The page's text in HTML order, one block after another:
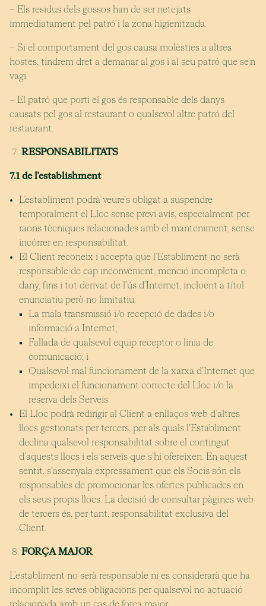
– Els residus dels gossos han de ser netejats
immediatament pel patró i la zona higienitzada.
– Si el comportament del gos causa molèsties a altres
hostes, tindrem dret a demanar al gos i al seu patró que se’n
vagi.
– El patró que porti el gos és responsable dels danys
causats pel gos al restaurant o qualsevol altre patró del
restaurant.
RESPONSABILITATS
7.1 de l’establishment
L’establiment podrà veure’s obligat a suspendre
temporalment el Lloc sense previ avís, especialment per
raons tècniques relacionades amb el manteniment, sense
incórrer en responsabilitat.
El Client reconeix i accepta que l’Establiment no serà
responsable de cap inconvenient, menció incompleta o
dany, fins i tot derivat de l’ús d’Internet, incloent a títol
enunciatiu però no limitatiu:
La mala transmissió i/o recepció de dades i/o
informació a Internet;
Fallada de qualsevol equip receptor o línia de
comunicació; i
Qualsevol mal funcionament de la xarxa d’Internet que
impedeixi el funcionament correcte del Lloc i/o la
reserva dels Serveis.
El Lloc podrà redirigir al Client a enllaços web d’altres
llocs gestionats per tercers, per als quals l’Establiment
declina qualsevol responsabilitat sobre el contingut
d’aquests llocs i els serveis que s’hi ofereixen. En aquest
sentit, s’assenyala expressament que els Socis són els
responsables de promocionar les ofertes publicades en
els seus propis llocs. La decisió de consultar pàgines web
de tercers és, per tant, responsabilitat exclusiva del
Client.
FORÇA MAJOR
L’establiment no serà responsable ni es considerarà que ha
incomplit les seves obligacions per qualsevol no actuació